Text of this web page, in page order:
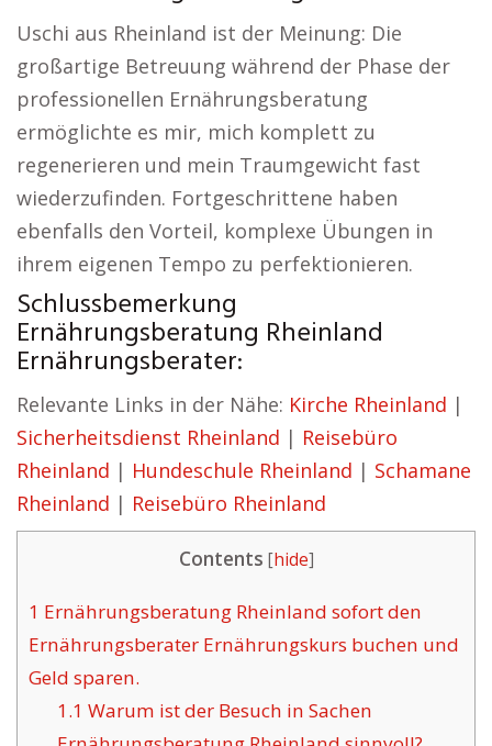
Uschi aus Rheinland ist der Meinung: Die
großartige Betreuung während der Phase der
professionellen Ernährungsberatung
ermöglichte es mir, mich komplett zu
regenerieren und mein Traumgewicht fast
wiederzufinden. Fortgeschrittene haben
ebenfalls den Vorteil, komplexe Übungen in
ihrem eigenen Tempo zu perfektionieren.
Schlussbemerkung
Ernährungsberatung Rheinland
Ernährungsberater:
Relevante Links in der Nähe: Kirche Rheinland |
Sicherheitsdienst Rheinland | Reisebüro
Rheinland | Hundeschule Rheinland | Schamane
Rheinland | Reisebüro Rheinland
Contents [hide]
1 Ernährungsberatung Rheinland sofort den
Ernährungsberater Ernährungskurs buchen und
Geld sparen.
1.1 Warum ist der Besuch in Sachen